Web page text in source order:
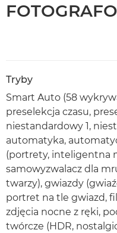
Tryby
Smart Auto (58
preselekcja czasu,
niestandardowy 1,
automatyka,
(portrety, inteligentna
samowyzwalacz dla
twarzy), gwiazdy
portret na tle gwiazd,
zdjęcia nocne z ręki,
twórcze (HDR,